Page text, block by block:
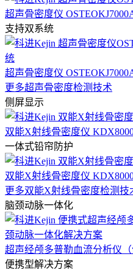
超声骨密度仪
支持双系统
超声骨密度仪
更多超声骨密度检测技术
侧屏显示
双能X射线骨密度仪
一体式铅帘防护
双能X射线骨密度仪
更多双能X射线骨密度检测技
脑颈动脉一体化
超声经颅多普勒血流分析仪（
便携型解决方案